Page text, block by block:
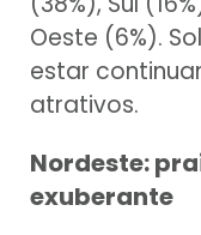
Oeste (6%).
estar
atrativos.
Nordeste:
exuberante